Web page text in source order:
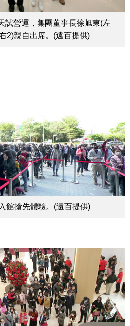
試營運，集團董事長徐旭東(左
2)親自出席。(遠百提供)
館搶先體驗。(遠百提供)